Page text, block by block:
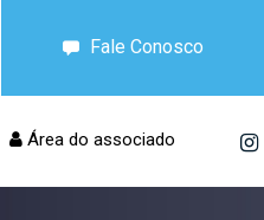
Fale Conosco
Área do associado